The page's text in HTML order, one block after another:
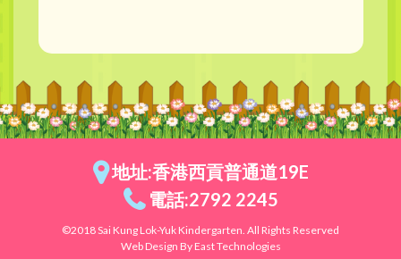
地址:香港西貢普通道19E
電話:2792 2245
©2018 Sai Kung Lok-Yuk Kindergarten. All Rights Reserved
Web Design By East Technologies